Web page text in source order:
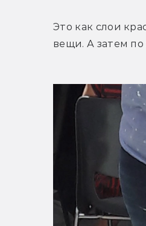
Это как слои
вещи. А затем